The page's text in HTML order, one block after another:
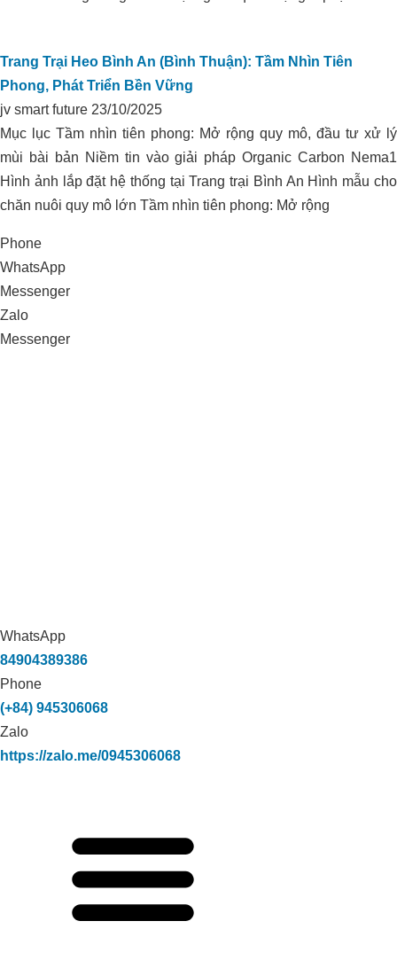
Xử lý môi trường trang trại heo nái NA
CÔNG NGHỆ CARBON HỮU CƠ XỬ
LÝ TRIỆT ĐỂ MÙI HÔI TRONG CHĂN
TĨNH
KIỂM SOÁT PH ĐẤT TRỒNG VÀ
CHĂM SÓC VƯỜN TIÊU
Trang Trại Heo Bình An (Bình Thuận): Tầm Nhìn Tiên
Phong, Phát Triển Bền Vững
jv smart future 23/10/2025
Mục lục Tầm nhìn tiên phong: Mở rộng quy mô, đầu tư xử lý
mùi bài bản Niềm tin vào giải pháp Organic Carbon Nema1
Hình ảnh lắp đặt hệ thống tại Trang trại Bình An Hình mẫu cho
chăn nuôi quy mô lớn Tầm nhìn tiên phong: Mở rộng
Phone
WhatsApp
Messenger
Zalo
Messenger
WhatsApp
84904389386
Phone
(+84) 945306068
Zalo
https://zalo.me/0945306068